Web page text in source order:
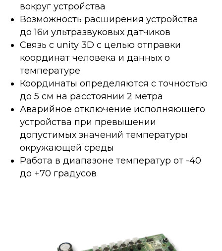
вокруг устройства
Возможность расширения устройства
до 16и ультразвуковых датчиков
Связь с unity 3D с целью отправки
координат человека и данных о
температуре
Координаты определяются с точностью
до 5 см на расстоянии 2 метра
Аварийное отключение исполняющего
устройства при превышении
допустимых значений температуры
окружающей среды
Работа в диапазоне температур от -40
до +70 градусов